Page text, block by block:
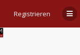
Registrieren